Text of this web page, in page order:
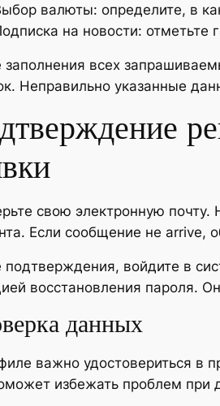
валюты: определите, в
на новости: отметьте
заполнения всех
Неправильно указанные
свою электронную
Если сообщение не arrive,
подтверждения, войдите в
восстановления пароля.
данных
важно удостовериться в
избежать проблем при